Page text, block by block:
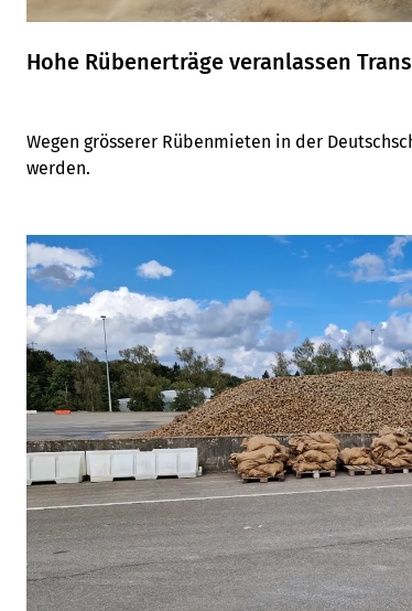
Hohe Rübenerträge veranlassen
Wegen grösserer Rübenmieten in der
werden.